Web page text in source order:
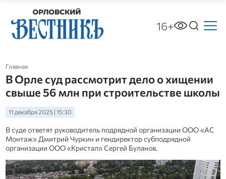
16+
Главная
В Орле суд рассмотрит дело о хищении
свыше 56 млн при строительстве школы
11 декабря 2025 | 15:30
В суде ответят руководитель подрядной организации ООО «АС
Монтаж» Дмитрий Чуркин и гендиректор субподрядной
организации ООО «Кристал» Сергей Буланов.